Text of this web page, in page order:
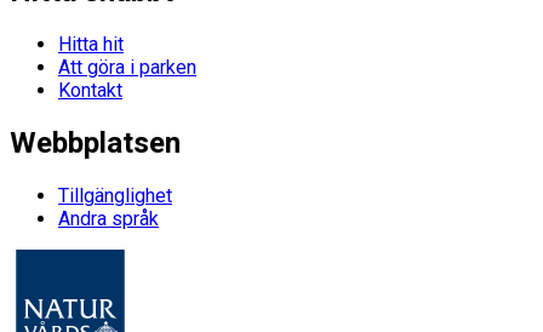
Hitta hit
Att göra i parken
Kontakt
Webbplatsen
Tillgänglighet
Andra språk